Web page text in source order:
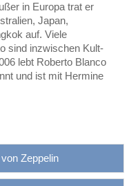
in Europa trat er
Japan,
auf. Viele
sind inzwischen Kult-
lebt Roberto Blanco
und ist mit Hermine
Zeppelin